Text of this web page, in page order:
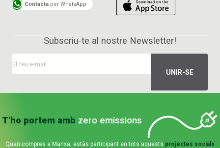
Contacta per WhatsApp
Subscriu-te al nostre Newsletter!
T'ho portem amb zero emissions
Quan compres a Manxa, estàs participant en tots aquests projectes socials